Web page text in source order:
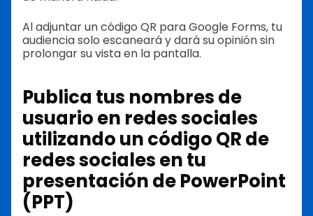
Al adjuntar un código QR para Google Forms, tu
audiencia solo escaneará y dará su opinión sin
prolongar su vista en la pantalla.
Publica tus nombres de
usuario en redes sociales
utilizando un código QR de
redes sociales en tu
presentación de PowerPoint
(PPT)